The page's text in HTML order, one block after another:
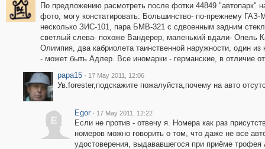
По предложению расмотреть после фотки 44849 "автопарк"
фото, могу констатировать: Большинство- по-прежнему ГАЗ-
несколько ЗИС-101, пара БМВ-321 с сдвоенным задним
светлый слева- похоже Вандерер, маленький вдали- Опель
Олимпия, два кабриолета таинственной наружности, один
- может быть Адлер. Все иномарки - германские, в отличие
papa15 · 17 May 2011, 12:06
Ув.forester,подскажите пожалуйста,почему на авто
E
Egor · 17 May 2011, 12:22
Если не против - отвечу я. Номера как раз
номеров можно говорить о том, что даже не все
удостоверения, выдававшегося при приёме